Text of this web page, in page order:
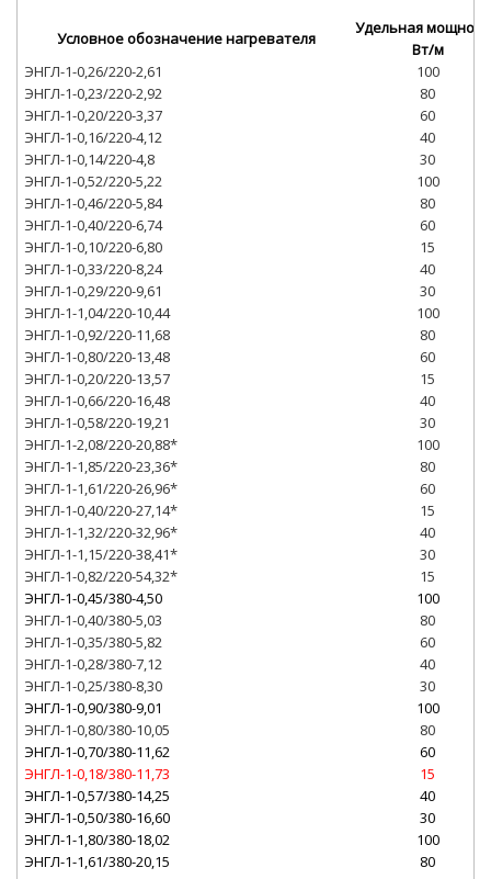
Условное обозначение нагревателя
Удельная
Вт/м
ЭНГЛ-1-0,26/220-2,61
100
ЭНГЛ-1-0,23/220-2,92
80
ЭНГЛ-1-0,20/220-3,37
60
ЭНГЛ-1-0,16/220-4,12
40
ЭНГЛ-1-0,14/220-4,8
30
ЭНГЛ-1-0,52/220-5,22
100
ЭНГЛ-1-0,46/220-5,84
80
ЭНГЛ-1-0,40/220-6,74
60
ЭНГЛ-1-0,10/220-6,80
15
ЭНГЛ-1-0,33/220-8,24
40
ЭНГЛ-1-0,29/220-9,61
30
ЭНГЛ-1-1,04/220-10,44
100
ЭНГЛ-1-0,92/220-11,68
80
ЭНГЛ-1-0,80/220-13,48
60
ЭНГЛ-1-0,20/220-13,57
15
ЭНГЛ-1-0,66/220-16,48
40
ЭНГЛ-1-0,58/220-19,21
30
ЭНГЛ-1-2,08/220-20,88*
100
ЭНГЛ-1-1,85/220-23,36*
80
ЭНГЛ-1-1,61/220-26,96*
60
ЭНГЛ-1-0,40/220-27,14*
15
ЭНГЛ-1-1,32/220-32,96*
40
ЭНГЛ-1-1,15/220-38,41*
30
ЭНГЛ-1-0,82/220-54,32*
15
ЭНГЛ-1-0,45/380-4,50
100
ЭНГЛ-1-0,40/380-5,03
80
ЭНГЛ-1-0,35/380-5,82
60
ЭНГЛ-1-0,28/380-7,12
40
ЭНГЛ-1-0,25/380-8,30
30
ЭНГЛ-1-0,90/380-9,01
100
ЭНГЛ-1-0,80/380-10,05
80
ЭНГЛ-1-0,70/380-11,62
60
ЭНГЛ-1-0,18/380-11,73
15
ЭНГЛ-1-0,57/380-14,25
40
ЭНГЛ-1-0,50/380-16,60
30
ЭНГЛ-1-1,80/380-18,02
100
ЭНГЛ-1-1,61/380-20,15
80